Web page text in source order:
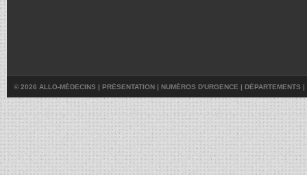
© 2026 ALLO-MÉDECINS | PRÉSENTATION | NUMÉROS D'URGENCE | DÉPARTEMENTS |